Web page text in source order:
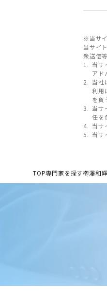
※当サ
当サイ
衆送信
当サ
アド
当社
利用
を負
当サ
任を
当サ
当サ
TOP専門家を探す栁澤和